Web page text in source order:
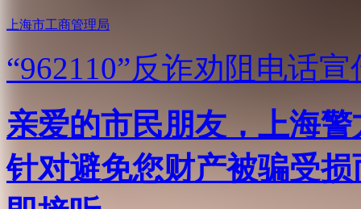
上海市工商管理局
“962110”反诈劝阻电话宣
亲爱的市民朋友，上海
针对避免您财产被骗受